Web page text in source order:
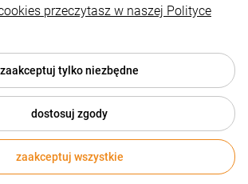
Informacje
. Wszelkie prawa zastrzeżone.
Shoper.pl
przeczytasz w naszej Polityce
zaakceptuj tylko niezbędne
dostosuj zgody
zaakceptuj wszystkie